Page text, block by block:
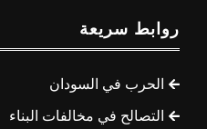
روابط سريعة
الحرب في السودان
التصالح في مخالفات البناء